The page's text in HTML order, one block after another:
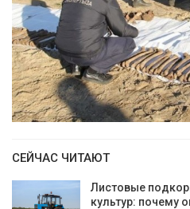
СЕЙЧАС ЧИТАЮТ
Листовые
культур: почему